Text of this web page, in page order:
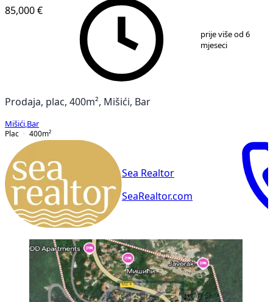
4
85,000 €
prije više od 6
mjeseci
Prodaja, plac, 400m², Mišići, Bar
Mišići Bar
Plac
400m²
Sea Realtor
SeaRealtor.com